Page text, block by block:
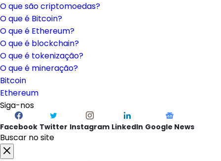
O que são criptomoedas?
O que é Bitcoin?
O que é Ethereum?
O que é blockchain?
O que é tokenização?
O que é mineração?
Bitcoin
Ethereum
Siga-nos
Facebook Twitter Instagram LinkedIn Google News
Buscar no site